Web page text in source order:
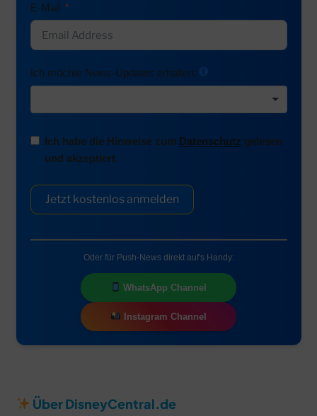
E-Mail
Ich möchte News-Updates erhalten:
Ich habe die Hinweise zum Datenschutz gelesen
und akzeptiert.
Jetzt kostenlos anmelden
Oder für Push-News direkt auf's Handy:
WhatsApp Channel
Instagram Channel
Über DisneyCentral.de